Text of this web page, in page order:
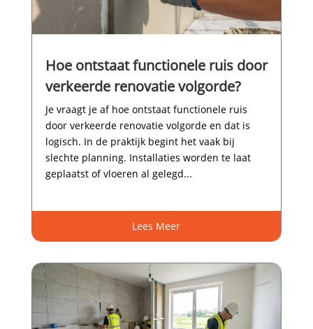
Hoe ontstaat functionele ruis door
verkeerde renovatie volgorde?
Je vraagt je af hoe ontstaat functionele ruis
door verkeerde renovatie volgorde en dat is
logisch.​ In de praktijk begint het vaak bij
slechte planning.​ Installaties worden te laat
geplaatst of vloeren al gelegd...
Lees Meer